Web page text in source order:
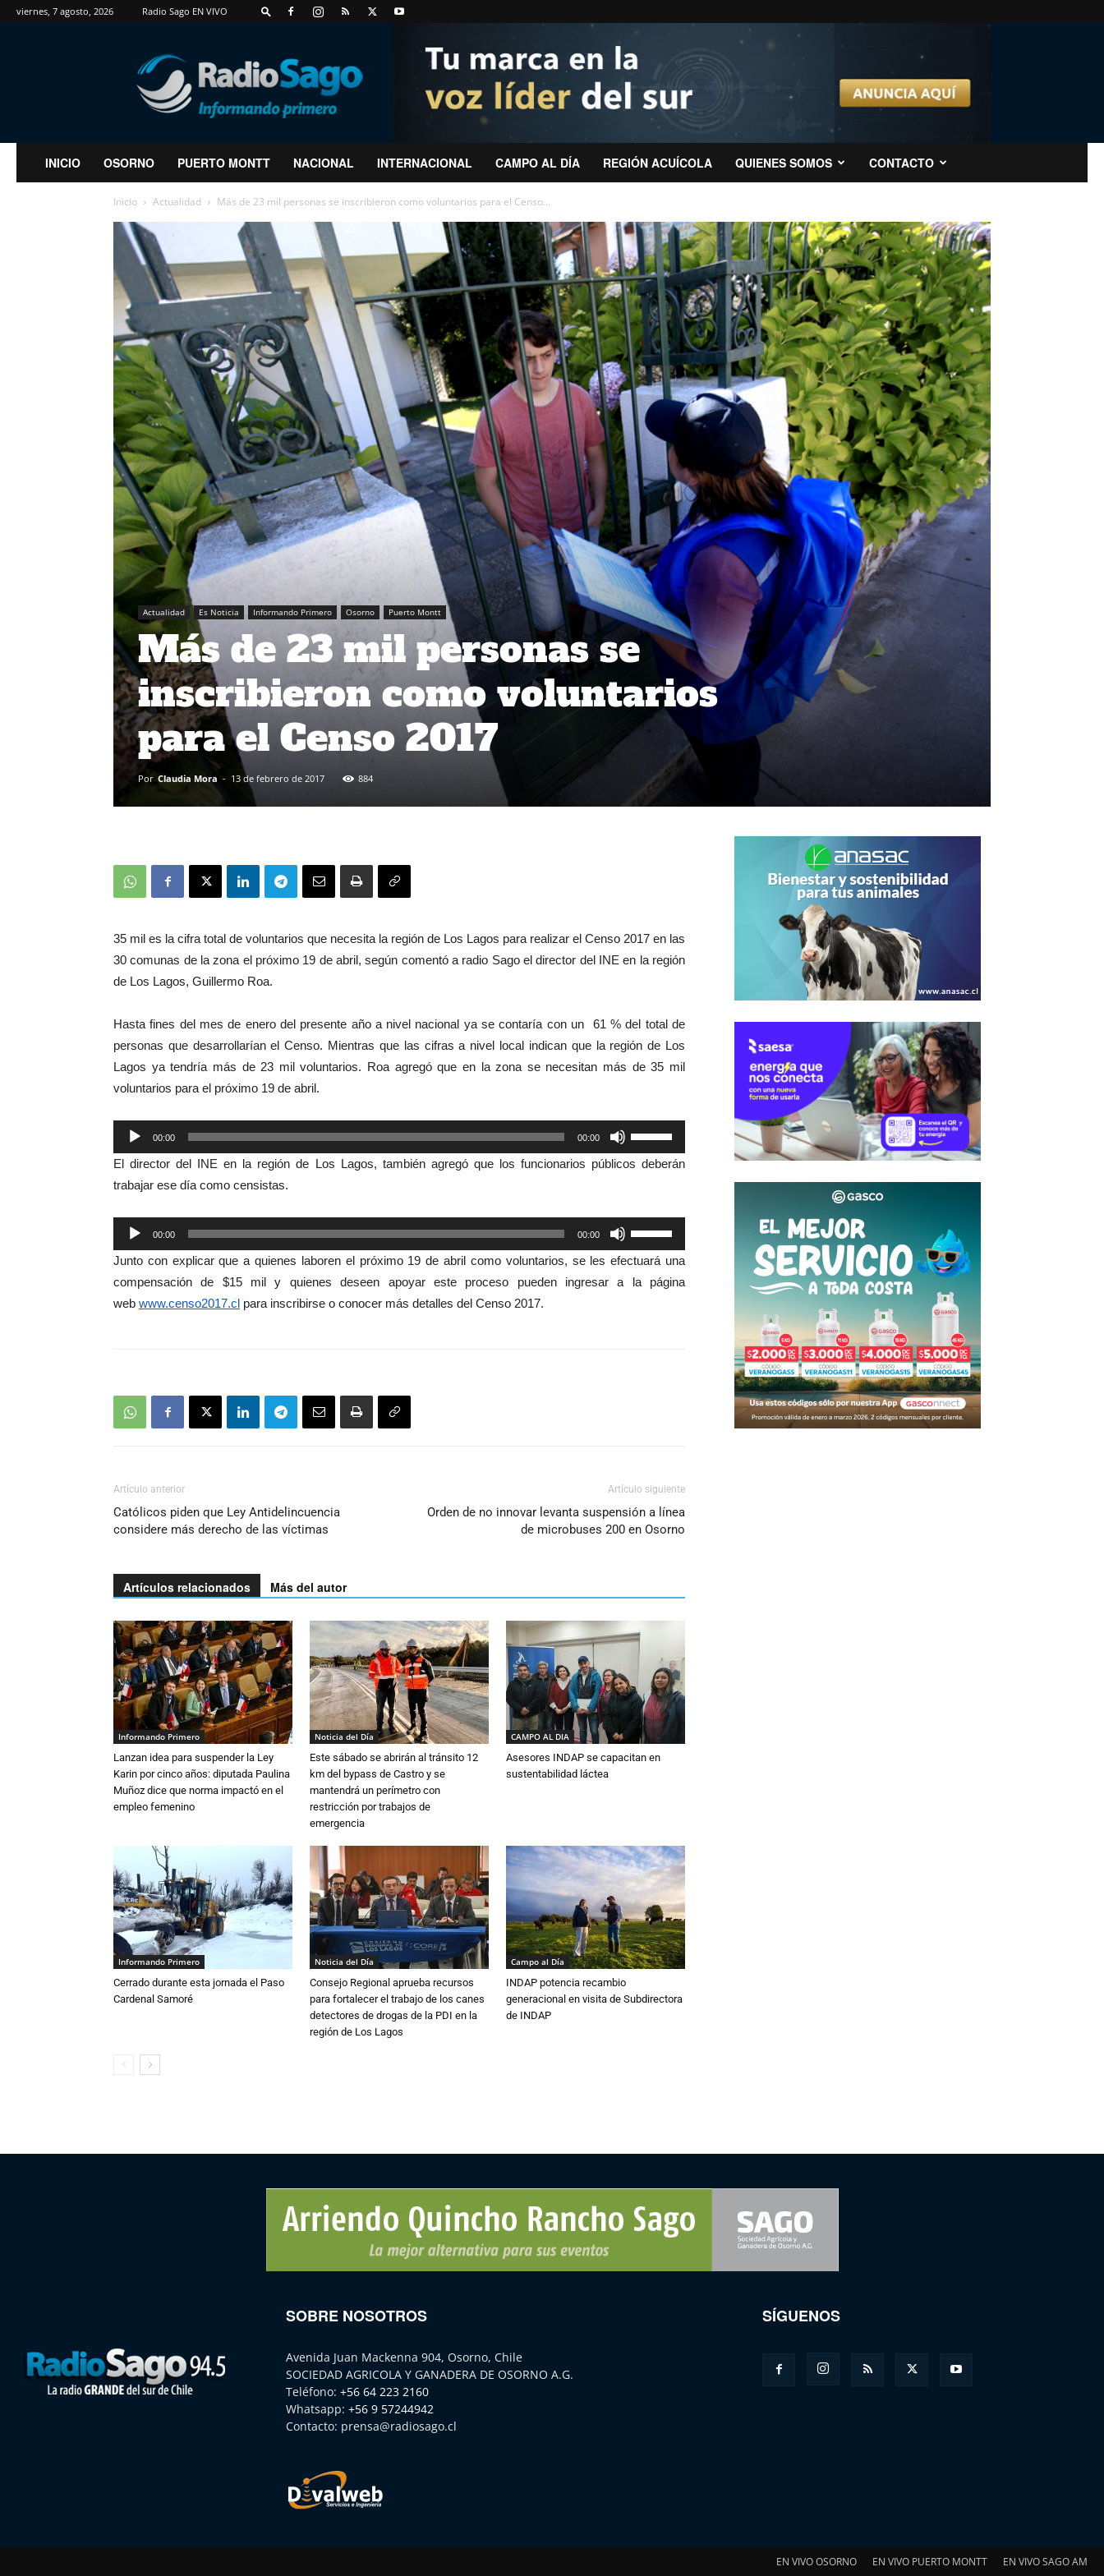
viernes, 7 agosto, 2026 Radio Sago EN VIVO
RadioSago
INICIO OSORNO PUERTO MONTT NACIONAL INTERNACIONAL CAMPO AL DÍA REGIÓN ACUÍCOLA QUIENES SOMOS CONTACTO
Inicio Actualidad Más de 23 mil personas se inscribieron como voluntarios para el Censo...
Actualidad Es Noticia Informando Primero Osorno Puerto Montt
Más de 23 mil personas se
inscribieron como voluntarios
para el Censo 2017
Por Claudia Mora - 13 de febrero de 2017 884
35 mil es la cifra total de voluntarios que necesita la región de Los Lagos para realizar el Censo 2017 en las
30 comunas de la zona el próximo 19 de abril, según comentó a radio Sago el director del INE en la región
de Los Lagos, Guillermo Roa.
Hasta fines del mes de enero del presente año a nivel nacional ya se contaría con un 61 % del total de
personas que desarrollarían el Censo. Mientras que las cifras a nivel local indican que la región de Los
Lagos ya tendría más de 23 mil voluntarios. Roa agregó que en la zona se necesitan más de 35 mil
voluntarios para el próximo 19 de abril.
Reproductor
de
audio
00:00 00:00
Utiliza
las
teclas
flecha
arriba/abajo
para
aumentar
El director del INE en la región de Los Lagos, también agregó que los funcionarios públicos deberán
trabajar ese día como censistas.
Reproductor
de
audio
00:00 00:00
Utiliza
las
teclas
de
Junto con explicar que a quienes laboren el próximo 19 de abril como voluntarios, se les efectuará una
compensación de $15 mil y quienes deseen apoyar este proceso pueden ingresar a la página
web www.censo2017.cl para inscribirse o conocer más detalles del Censo 2017.
Artículo anterior
Católicos piden que Ley Antidelincuencia
considere más derecho de las víctimas
Artículo siguiente
Orden de no innovar levanta suspensión a línea
de microbuses 200 en Osorno
Artículos relacionados Más del autor
Informando Primero
Lanzan idea para suspender la Ley
Karin por cinco años: diputada Paulina
Muñoz dice que norma impactó en el
empleo femenino
Noticia del Día
Este sábado se abrirán al tránsito 12
km del bypass de Castro y se
mantendrá un perímetro con
restricción por trabajos de
emergencia
CAMPO AL DIA
Asesores INDAP se capacitan en
sustentabilidad láctea
Informando Primero
Cerrado durante esta jornada el Paso
Cardenal Samoré
Noticia del Día
Consejo Regional aprueba recursos
para fortalecer el trabajo de los canes
detectores de drogas de la PDI en la
región de Los Lagos
Campo al Día
INDAP potencia recambio
generacional en visita de Subdirectora
de INDAP
SOBRE NOSOTROS
Avenida Juan Mackenna 904, Osorno, Chile
SOCIEDAD AGRICOLA Y GANADERA DE OSORNO A.G.
Teléfono: +56 64 223 2160
Whatsapp: +56 9 57244942
Contacto: prensa@radiosago.cl
SÍGUENOS
EN VIVO OSORNO EN VIVO PUERTO MONTT EN VIVO SAGO AM